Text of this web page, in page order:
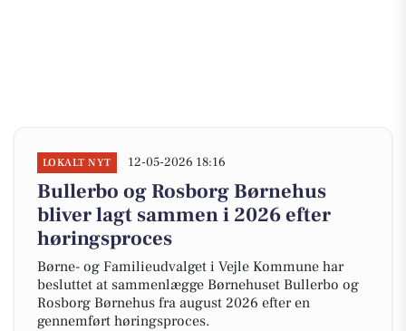
LOKALT NYT 12-05-2026 18:16
Bullerbo og Rosborg Børnehus
bliver lagt sammen i 2026 efter
høringsproces
Børne- og Familieudvalget i Vejle Kommune har
besluttet at sammenlægge Børnehuset Bullerbo og
Rosborg Børnehus fra august 2026 efter en
gennemført høringsproces.